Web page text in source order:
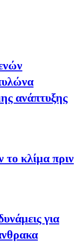
ανάπτυξης
το κλίμα πριν
για